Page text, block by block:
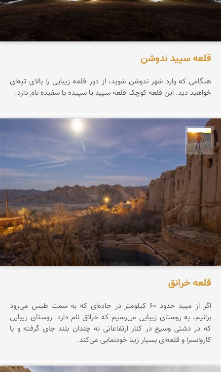
قلعه سپید ندوشن
هنگامی که وارد شهر ندوشن شوید، از دور قلعه زیبایی را بالای تپه‌ای
خواهید دید. این قلعه کوچک قلعه سپید یا سپیده یا سفیده نام دارد.
قلعه خرانق
اگر از میبد حدود ۶۰ کیلومتر در جاده‌ای که به سمت طبس می‌رود
برانیم، به روستای زیبایی می‌رسیم که خرانق نام دارد. روستای زیبایی
که در دشتی وسیع در کنار ارتفاعاتی نه چندان بلند جای گرفته و با
کاروانسرا و قلعه‌ای بسیار زیبا خودنمایی می‌کند.